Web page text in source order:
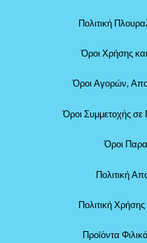
Πολιτική
Όροι Χρήσης και
Όροι Αγορών,
Όροι Συμμετοχής σε
Όροι
Πολιτική
Πολιτική
Προϊόντα